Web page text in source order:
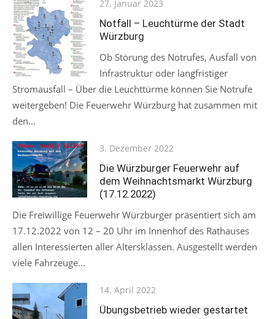
Posted
on
27. Januar 2023
Notfall – Leuchtürme der Stadt
Würzburg
Ob Störung des Notrufes, Ausfall von
Infrastruktur oder langfristiger
Stromausfall – Über die Leuchttürme können Sie Notrufe
weitergeben! Die Feuerwehr Würzburg hat zusammen mit
den...
Posted
on
3. Dezember 2022
Die Würzburger Feuerwehr auf
dem Weihnachtsmarkt Würzburg
(17.12.2022)
Die Freiwillige Feuerwehr Würzburger präsentiert sich am
17.12.2022 von 12 – 20 Uhr im Innenhof des Rathauses
allen Interessierten aller Altersklassen. Ausgestellt werden
viele Fahrzeuge...
Posted
on
14. April 2022
Übungsbetrieb wieder gestartet